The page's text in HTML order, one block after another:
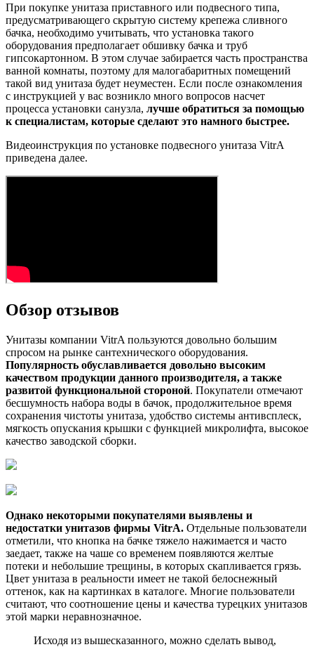
При покупке унитаза приставного или подвесного типа,
предусматривающего скрытую систему крепежа сливного
бачка, необходимо учитывать, что установка такого
оборудования предполагает обшивку бачка и труб
гипсокартонном. В этом случае забирается часть пространства
ванной комнаты, поэтому для малогабаритных помещений
такой вид унитаза будет неуместен. Если после ознакомления
с инструкцией у вас возникло много вопросов насчет
процесса установки санузла, лучше обратиться за помощью
к специалистам, которые сделают это намного быстрее.
Видеоинструкция по установке подвесного унитаза VitrA
приведена далее.
Обзор отзывов
Унитазы компании VitrA пользуются довольно большим
спросом на рынке сантехнического оборудования.
Популярность обуславливается довольно высоким
качеством продукции данного производителя, а также
развитой функциональной стороной. Покупатели отмечают
бесшумность набора воды в бачок, продолжительное время
сохранения чистоты унитаза, удобство системы антивсплеск,
мягкость опускания крышки с функцией микролифта, высокое
качество заводской сборки.
Однако некоторыми покупателями выявлены и
недостатки унитазов фирмы VitrA. Отдельные пользователи
отметили, что кнопка на бачке тяжело нажимается и часто
заедает, также на чаше со временем появляются желтые
потеки и небольшие трещины, в которых скапливается грязь.
Цвет унитаза в реальности имеет не такой белоснежный
оттенок, как на картинках в каталоге. Многие пользователи
считают, что соотношение цены и качества турецких унитазов
этой марки неравнозначное.
Исходя из вышесказанного, можно сделать вывод,